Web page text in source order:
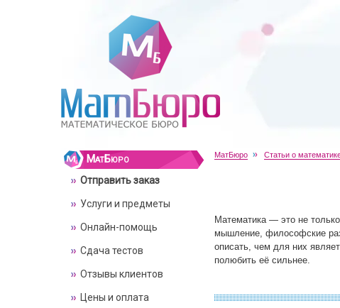
МатБюро Статьи о
Математика — это не
мышление, философские
описать, чем для них
полюбить её сильнее.
МатБюро
Отправить заказ
Услуги и предметы
Онлайн-помощь
Сдача тестов
Отзывы клиентов
Цены и оплата